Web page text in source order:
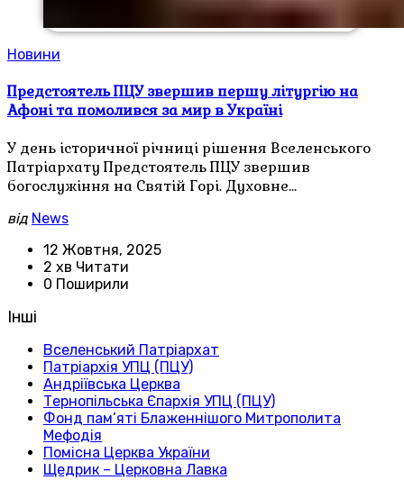
Новини
Предстоятель ПЦУ звершив першу літургію на
Афоні та помолився за мир в Україні
У день історичної річниці рішення Вселенського
Патріархату Предстоятель ПЦУ звершив
богослужіння на Святій Горі. Духовне…
від News
12 Жовтня, 2025
2 хв Читати
0 Поширили
Інші
Вселенський Патріархат
Патріархія УПЦ (ПЦУ)
Андріївська Церква
Тернопільська Єпархія УПЦ (ПЦУ)
Фонд пам’яті Блаженнішого Митрополита
Мефодія
Помісна Церква України
Щедрик – Церковна Лавка